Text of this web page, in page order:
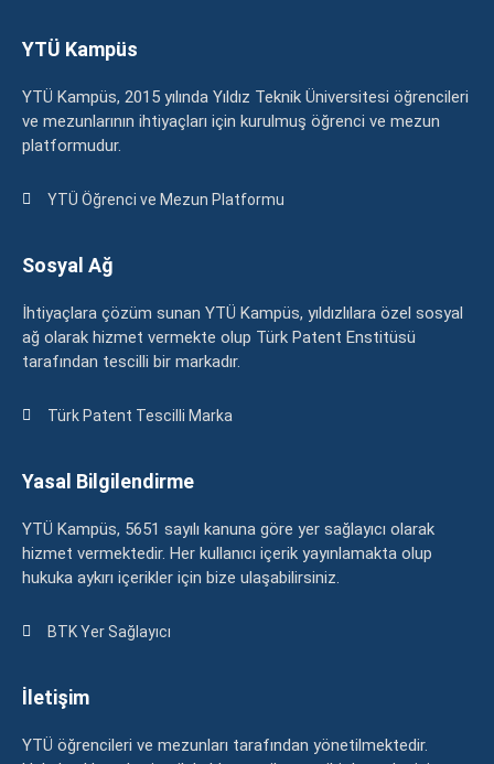
YTÜ Kampüs
YTÜ Kampüs, 2015 yılında Yıldız Teknik Üniversitesi öğrencileri
ve mezunlarının ihtiyaçları için kurulmuş öğrenci ve mezun
platformudur.
YTÜ Öğrenci ve Mezun Platformu
Sosyal Ağ
İhtiyaçlara çözüm sunan YTÜ Kampüs, yıldızlılara özel sosyal
ağ olarak hizmet vermekte olup Türk Patent Enstitüsü
tarafından tescilli bir markadır.
Türk Patent Tescilli Marka
Yasal Bilgilendirme
YTÜ Kampüs, 5651 sayılı kanuna göre yer sağlayıcı olarak
hizmet vermektedir. Her kullanıcı içerik yayınlamakta olup
hukuka aykırı içerikler için bize ulaşabilirsiniz.
BTK Yer Sağlayıcı
İletişim
YTÜ öğrencileri ve mezunları tarafından yönetilmektedir.